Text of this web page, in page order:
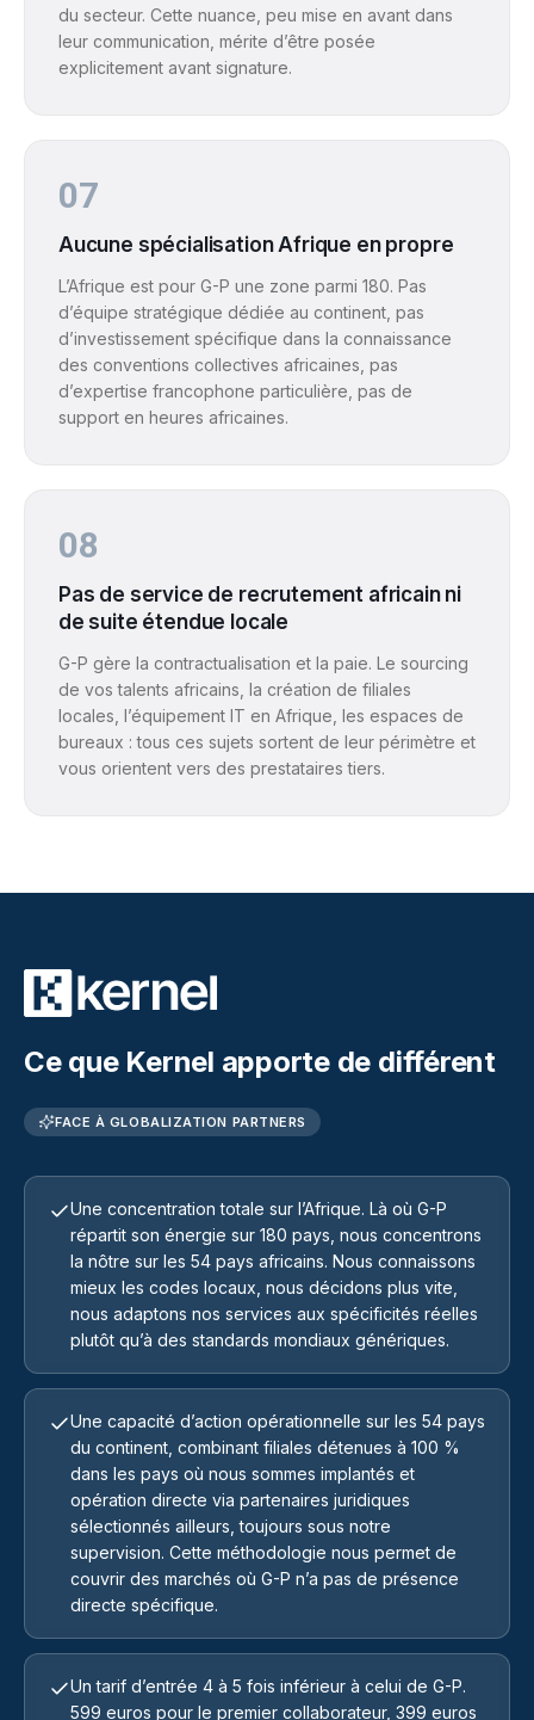
du secteur. Cette nuance, peu mise en avant dans
leur communication, mérite d’être posée
explicitement avant signature.
07
Aucune spécialisation Afrique en propre
L’Afrique est pour G-P une zone parmi 180. Pas
d’équipe stratégique dédiée au continent, pas
d’investissement spécifique dans la connaissance
des conventions collectives africaines, pas
d’expertise francophone particulière, pas de
support en heures africaines.
08
Pas de service de recrutement africain ni
de suite étendue locale
G-P gère la contractualisation et la paie. Le sourcing
de vos talents africains, la création de filiales
locales, l’équipement IT en Afrique, les espaces de
bureaux : tous ces sujets sortent de leur périmètre et
vous orientent vers des prestataires tiers.
Ce que Kernel apporte de différent
FACE À GLOBALIZATION PARTNERS
Une concentration totale sur l’Afrique. Là où G-P
répartit son énergie sur 180 pays, nous concentrons
la nôtre sur les 54 pays africains. Nous connaissons
mieux les codes locaux, nous décidons plus vite,
nous adaptons nos services aux spécificités réelles
plutôt qu’à des standards mondiaux génériques.
Une capacité d’action opérationnelle sur les 54 pays
du continent, combinant filiales détenues à 100 %
dans les pays où nous sommes implantés et
opération directe via partenaires juridiques
sélectionnés ailleurs, toujours sous notre
supervision. Cette méthodologie nous permet de
couvrir des marchés où G-P n’a pas de présence
directe spécifique.
Un tarif d’entrée 4 à 5 fois inférieur à celui de G-P.
599 euros pour le premier collaborateur, 399 euros